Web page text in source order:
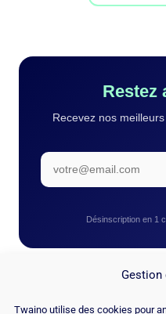
Gestion
Twaino utilise des cookies pour
Restez
Recevez nos
Désinscription en 1